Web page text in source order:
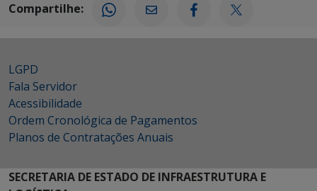
Compartilhe:
LGPD
Fala Servidor
Acessibilidade
Ordem Cronológica de Pagamentos
Planos de Contratações Anuais
SECRETARIA DE ESTADO DE INFRAESTRUTURA E